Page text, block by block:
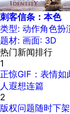
刺客信条：本色
类型: 动作角色扮
题材: 画面: 3D
热门新闻排行
1
正惊GIF：表情
人遐想连篇
2
版权问题随时下